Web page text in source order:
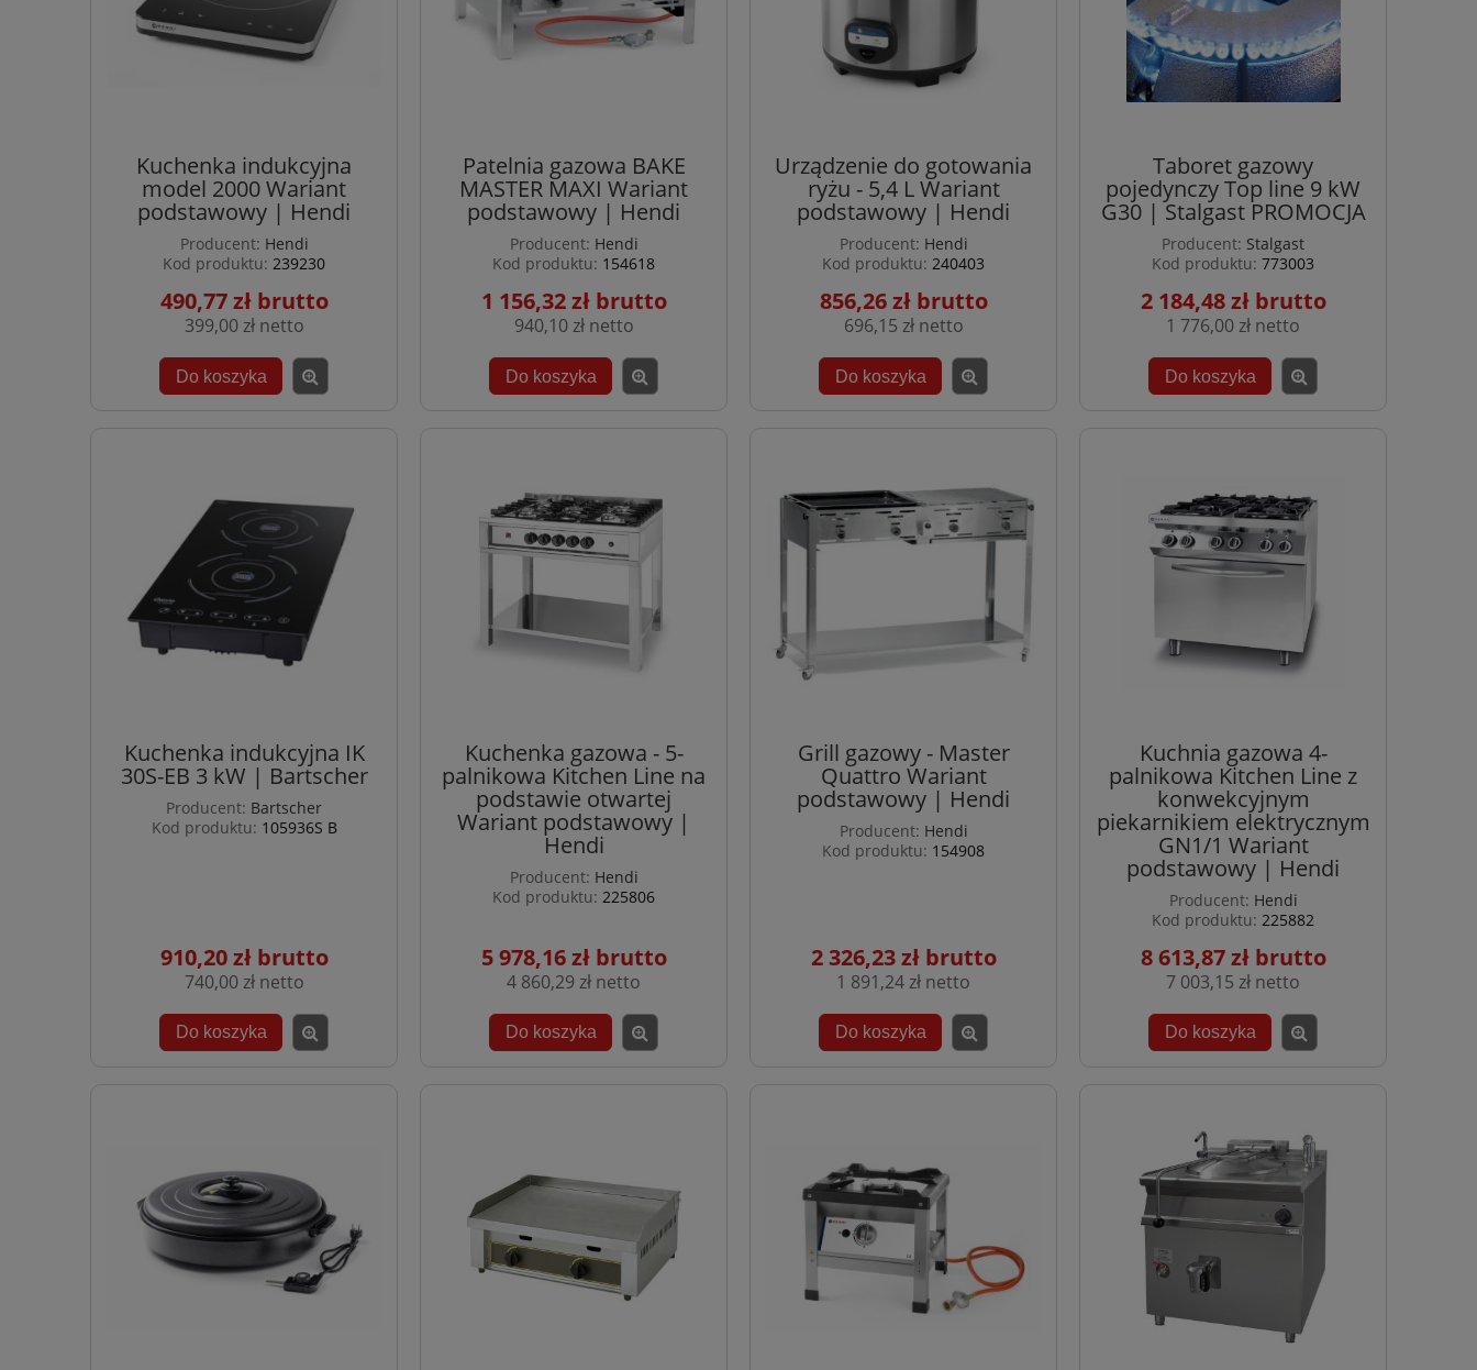
Kuchenka indukcyjna
model 2000 Wariant
podstawowy | Hendi
Producent: Hendi
Kod produktu: 239230
490,77 zł
399,00 zł
Do koszyka
Patelnia gazowa BAKE
MASTER MAXI Wariant
podstawowy | Hendi
Producent: Hendi
Kod produktu: 154618
1 156,32 zł
940,10 zł
Do koszyka
Urządzenie do gotowania
ryżu - 5,4 L Wariant
podstawowy | Hendi
Producent: Hendi
Kod produktu: 240403
856,26 zł
696,15 zł
Do koszyka
Taboret gazowy
pojedynczy Top line 9 kW
G30 | Stalgast PROMOCJA
Producent: Stalgast
Kod produktu: 773003
2 184,48 zł
1 776,00 zł
Do koszyka
Kuchenka indukcyjna IK
30S-EB 3 kW | Bartscher
Producent: Bartscher
Kod produktu: 105936S B
910,20 zł
740,00 zł
Do koszyka
Kuchenka gazowa - 5-
palnikowa Kitchen Line na
podstawie otwartej
Wariant podstawowy |
Hendi
Producent: Hendi
Kod produktu: 225806
5 978,16 zł
4 860,29 zł
Do koszyka
Grill gazowy - Master
Quattro Wariant
podstawowy | Hendi
Producent: Hendi
Kod produktu: 154908
2 326,23 zł
1 891,24 zł
Do koszyka
Kuchnia gazowa 4-
palnikowa Kitchen Line z
konwekcyjnym
piekarnikiem elektrycznym
GN1/1 Wariant
podstawowy | Hendi
Producent: Hendi
Kod produktu: 225882
8 613,87 zł
7 003,15 zł
Do koszyka